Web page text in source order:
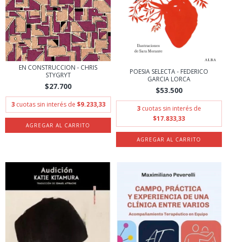
EN CONSTRUCCION - CHRIS
STYGRYT
$27.700
3 cuotas sin interés de $9.233,33
POESIA SELECTA - FEDERICO
GARCIA LORCA
$53.500
3 cuotas sin interés de
$17.833,33